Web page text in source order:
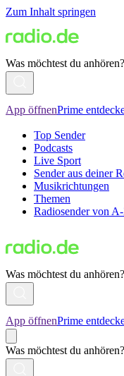
Zum Inhalt springen
Was möchtest du anhören?
App öffnenPrime
Top Sender
Podcasts
Live Sport
Sender aus deiner
Musikrichtungen
Themen
Radiosender von
Was möchtest du anhören?
App öffnenPrime
Was möchtest du anhören?